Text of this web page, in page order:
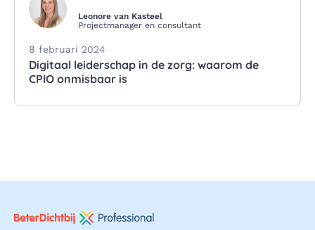
Leonore van Kasteel
Projectmanager en consultant
8 februari 2024
Digitaal leiderschap in de zorg: waarom de
CPIO onmisbaar is